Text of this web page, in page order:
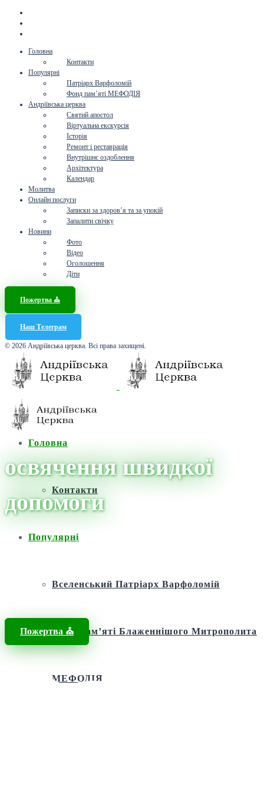
Головна
Контакти
Популярні
Патріарх Варфоломій
Фонд пам’яті МЕФОДІЯ
Андріївська церква
Святий апостол
Віртуальна екскурсія
Історія
Ремонт і реставрація
Внутрішнє оздоблення
Архітектура
Календар
Молитва
Онлайн послуги
Записки за здоров’я та за упокій
Запалити свічку
Новини
Фото
Відео
Оголошення
Діти
Пожертва ⛪️
Наш Телеграм
© 2026 Андріївська церква. Всі права захищені.
Головна
Контакти
Популярні
Вселенський Патріарх Варфоломій
Фонд пам’яті Блаженнішого Митрополита
МЕФОДІЯ
Пожертва ⛪️
освячення швидкої
допомоги
Головна / Новини /освячення швидкої допомоги